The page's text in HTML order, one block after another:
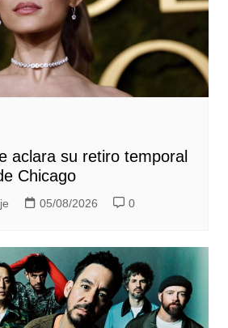
aclara su retiro temporal
Chicago
05/08/2026 0